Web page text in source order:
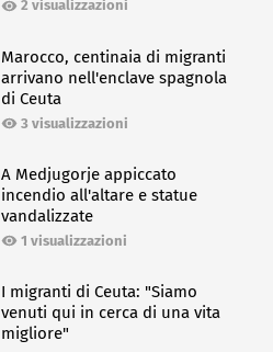
2 visualizzazioni
Marocco, centinaia di migranti
arrivano nell'enclave spagnola
di Ceuta
3 visualizzazioni
A Medjugorje appiccato
incendio all'altare e statue
vandalizzate
1 visualizzazioni
I migranti di Ceuta: "Siamo
venuti qui in cerca di una vita
migliore"